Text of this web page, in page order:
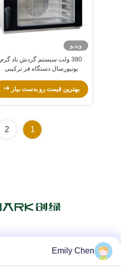
ویدیو
380 ولت سیستم گردش باد گرم
یونیورسال دستگاه فر ترکیبی
بهترین قیمت رو بدست بیار
1
2
Emily Chen